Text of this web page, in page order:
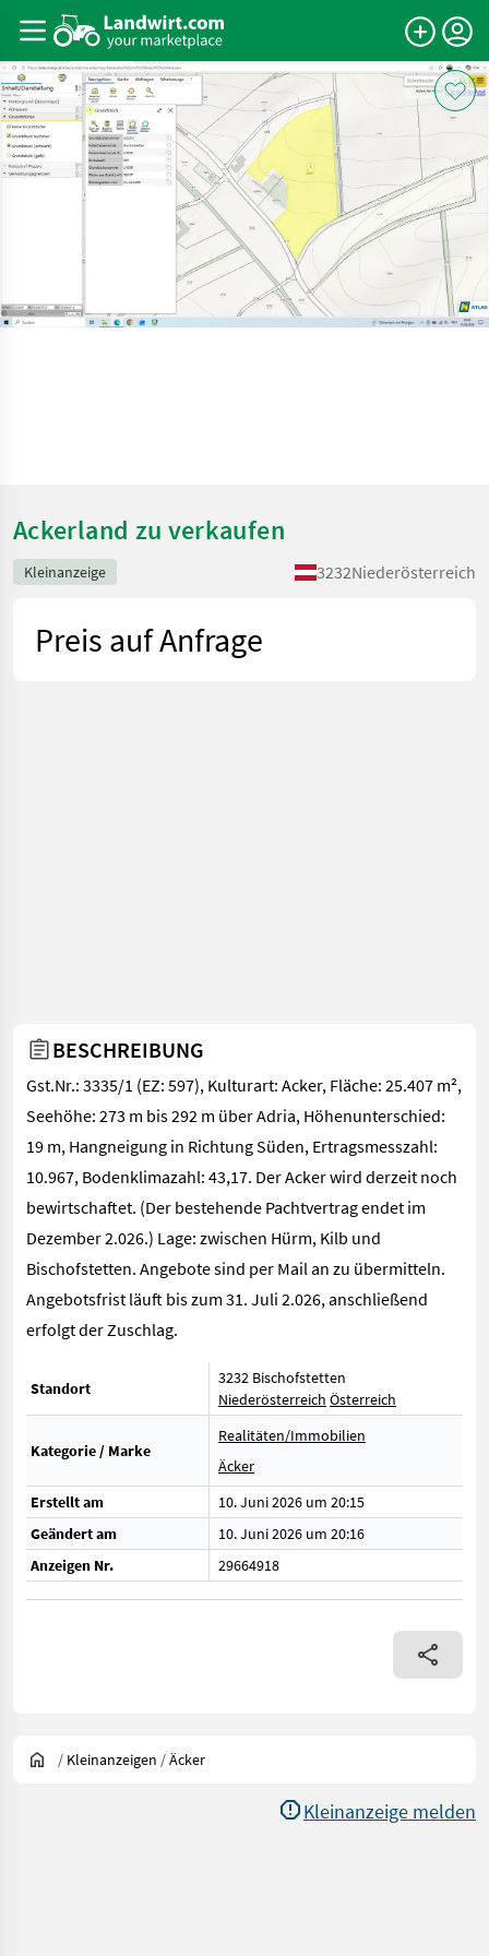
Ackerland zu verkaufen
Kleinanzeige 3232Niederösterreich
Preis auf Anfrage
BESCHREIBUNG
Gst.Nr.: 3335/1 (EZ: 597), Kulturart: Acker, Fläche: 25.407 m²,
Seehöhe: 273 m bis 292 m über Adria, Höhenunterschied:
19 m, Hangneigung in Richtung Süden, Ertragsmesszahl:
10.967, Bodenklimazahl: 43,17. Der Acker wird derzeit noch
bewirtschaftet. (Der bestehende Pachtvertrag endet im
Dezember 2.026.) Lage: zwischen Hürm, Kilb und
Bischofstetten. Angebote sind per Mail an zu übermitteln.
Angebotsfrist läuft bis zum 31. Juli 2.026, anschließend
erfolgt der Zuschlag.
Standort
3232 Bischofstetten
Niederösterreich Österreich
Kategorie / Marke
Realitäten/Immobilien
Äcker
Erstellt am
10. Juni 2026 um 20:15
Geändert am
10. Juni 2026 um 20:16
Anzeigen Nr.
29664918
/ Kleinanzeigen /Äcker
Kleinanzeige melden